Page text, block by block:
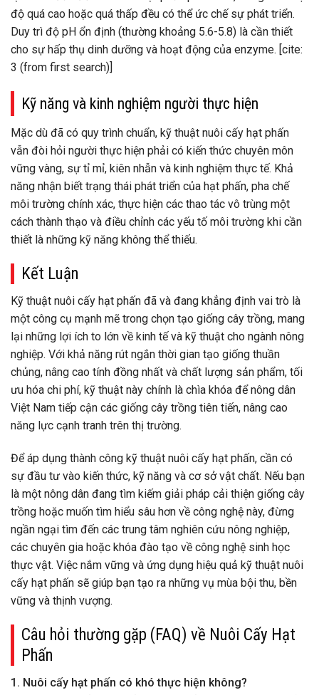
độ quá cao hoặc quá thấp đều có thể ức chế sự phát triển.
Duy trì độ pH ổn định (thường khoảng 5.6-5.8) là cần thiết
cho sự hấp thụ dinh dưỡng và hoạt động của enzyme. [cite:
3 (from first search)]
Kỹ năng và kinh nghiệm người thực hiện
Mặc dù đã có quy trình chuẩn, kỹ thuật nuôi cấy hạt phấn
vẫn đòi hỏi người thực hiện phải có kiến thức chuyên môn
vững vàng, sự tỉ mỉ, kiên nhẫn và kinh nghiệm thực tế. Khả
năng nhận biết trạng thái phát triển của hạt phấn, pha chế
môi trường chính xác, thực hiện các thao tác vô trùng một
cách thành thạo và điều chỉnh các yếu tố môi trường khi cần
thiết là những kỹ năng không thể thiếu.
Kết Luận
Kỹ thuật nuôi cấy hạt phấn đã và đang khẳng định vai trò là
một công cụ mạnh mẽ trong chọn tạo giống cây trồng, mang
lại những lợi ích to lớn về kinh tế và kỹ thuật cho ngành nông
nghiệp. Với khả năng rút ngắn thời gian tạo giống thuần
chủng, nâng cao tính đồng nhất và chất lượng sản phẩm, tối
ưu hóa chi phí, kỹ thuật này chính là chìa khóa để nông dân
Việt Nam tiếp cận các giống cây trồng tiên tiến, nâng cao
năng lực cạnh tranh trên thị trường.
Để áp dụng thành công kỹ thuật nuôi cấy hạt phấn, cần có
sự đầu tư vào kiến thức, kỹ năng và cơ sở vật chất. Nếu bạn
là một nông dân đang tìm kiếm giải pháp cải thiện giống cây
trồng hoặc muốn tìm hiểu sâu hơn về công nghệ này, đừng
ngần ngại tìm đến các trung tâm nghiên cứu nông nghiệp,
các chuyên gia hoặc khóa đào tạo về công nghệ sinh học
thực vật. Việc nắm vững và ứng dụng hiệu quả kỹ thuật nuôi
cấy hạt phấn sẽ giúp bạn tạo ra những vụ mùa bội thu, bền
vững và thịnh vượng.
Câu hỏi thường gặp (FAQ) về Nuôi Cấy Hạt
Phấn
1. Nuôi cấy hạt phấn có khó thực hiện không?